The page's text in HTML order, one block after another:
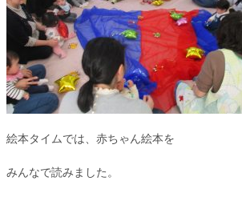
絵本タイムでは、赤ちゃん絵本を
みんなで読みました。